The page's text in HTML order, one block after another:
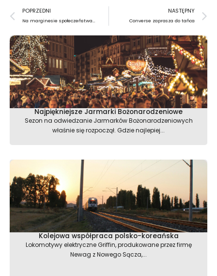
Prev
POPRZEDNI
Na marginesie społeczeństwa…
NASTĘPNY
Converse zaprasza do tańca
Najpiękniejsze Jarmarki Bożonarodzeniowe
Sezon na odwiedzanie Jarmarków Bożonarodzeniowych
właśnie się rozpoczął. Gdzie najlepiej...
Kolejowa współpraca polsko-koreańska
Lokomotywy elektryczne Griffin, produkowane przez firmę
Newag z Nowego Sącza,...